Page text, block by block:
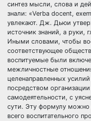
синтез мысли, слова и
знали: «Verba docent,
увлекают. Дж. Дьюи
источник знаний, а руки,
Иными словами, чтобы
соответствующее
воспитуемые были
межличностные
целенаправленных
посредством
самодеятельности, с
сути. Эту формулу можно
всего воспитательного